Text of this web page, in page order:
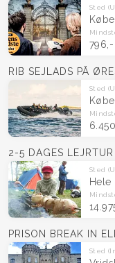
Sted
796,-
RIB SEJLADS PÅ
Sted
2-5 DAGES
Sted
Hele
PRISON BREAK IN
Sted